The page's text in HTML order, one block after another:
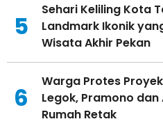
5
Sehari Keliling Kota
Landmark Ikonik
Wisata Akhir Pekan
6
Warga Protes
Legok, Pramono
Rumah Retak